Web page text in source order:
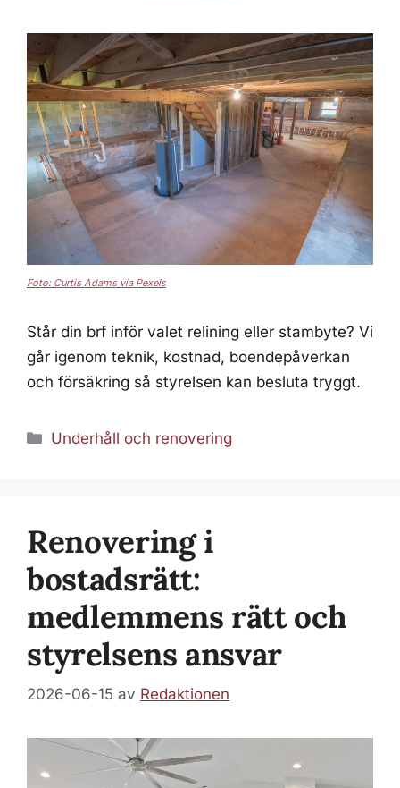
Foto: Curtis Adams via Pexels
Står din brf inför valet relining eller stambyte? Vi
går igenom teknik, kostnad, boendepåverkan
och försäkring så styrelsen kan besluta tryggt.
Kategorier
Underhåll och renovering
Renovering i
bostadsrätt:
medlemmens rätt och
styrelsens ansvar
2026-06-15 av Redaktionen